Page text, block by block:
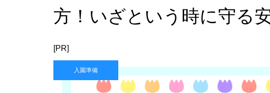
方！いざという時に守る
[PR]
入園準備